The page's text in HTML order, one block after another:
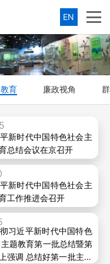
EN
育 廉政视角
新时代中国特色社会主
总结会议在京召开
新时代中国特色社会主
工作推进会召开
习近平新时代中国特色
题教育第一批总结暨第
第一批主题